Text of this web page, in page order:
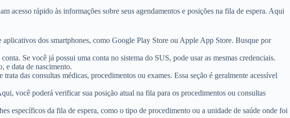
acesso rápido às informações sobre seus agendamentos e posições na fila de espera. Aqui
dos smartphones, como Google Play Store ou Apple App Store. Busque por
Se você já possui uma conta no sistema do SUS, pode usar as mesmas credenciais.
e data de nascimento.
das consultas médicas, procedimentos ou exames. Essa seção é geralmente acessível
você poderá verificar sua posição atual na fila para os procedimentos ou consultas
específicos da fila de espera, como o tipo de procedimento ou a unidade de saúde onde foi